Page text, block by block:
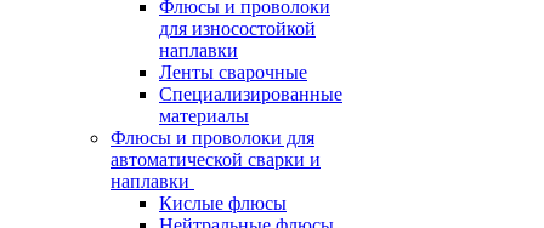
Флюсы и проволоки
для износостойкой
наплавки
Ленты сварочные
Специализированные
материалы
Флюсы и проволоки для
автоматической сварки и
наплавки
Кислые флюсы